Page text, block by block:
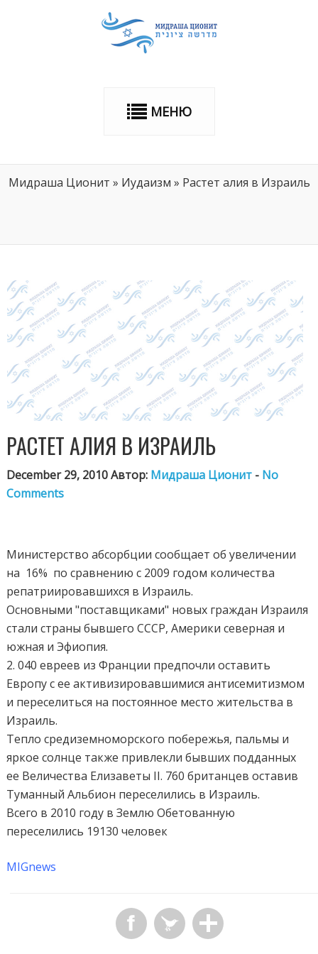
МЕНЮ
Мидраша Ционит » Иудаизм » Растет алия в Израиль
РАСТЕТ АЛИЯ В ИЗРАИЛЬ
December 29, 2010 Автор: Мидраша Ционит - No
Comments
Министерство абсорбции сообщает об увеличении
на 16% по сравнению с 2009 годом количества
репатриировавшихся в Израиль.
Основными "поставщиками" новых граждан Израиля
стали страны бывшего СССР, Америки северная и
южная и Эфиопия.
2. 040 евреев из Франции предпочли оставить
Европу с ее активизировавшимися антисемитизмом
и переселиться на постоянное место жительства в
Израиль.
Тепло средиземноморского побережья, пальмы и
яркое солнце также привлекли бывших подданных
ее Величества Елизаветы II. 760 британцев оставив
Туманный Альбион переселились в Израиль.
Всего в 2010 году в Землю Обетованную
переселились 19130 человек
MIGnews